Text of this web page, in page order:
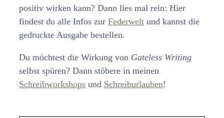
positiv wirken kann? Dann lies mal rein: Hier
findest du alle Infos zur Federwelt und kannst die
gedruckte Ausgabe bestellen.
Du möchtest die Wirkung von Gateless Writing
selbst spüren? Dann stöbere in meinen
Schreibworkshops und Schreiburlauben!